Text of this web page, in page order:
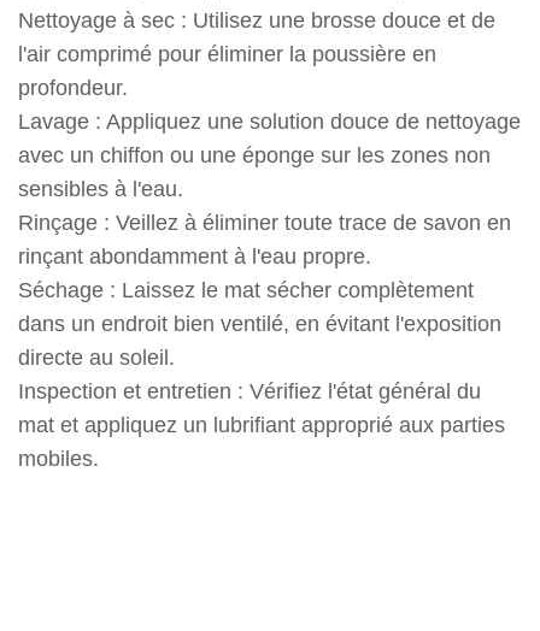
Nettoyage à sec : Utilisez une brosse douce et de
l'air comprimé pour éliminer la poussière en
profondeur.
Lavage : Appliquez une solution douce de nettoyage
avec un chiffon ou une éponge sur les zones non
sensibles à l'eau.
Rinçage : Veillez à éliminer toute trace de savon en
rinçant abondamment à l'eau propre.
Séchage : Laissez le mat sécher complètement
dans un endroit bien ventilé, en évitant l'exposition
directe au soleil.
Inspection et entretien : Vérifiez l'état général du
mat et appliquez un lubrifiant approprié aux parties
mobiles.